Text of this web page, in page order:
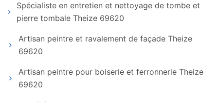
Spécialiste en entretien et nettoyage de tombe et
pierre tombale Theize 69620
Artisan peintre et ravalement de façade Theize
69620
Artisan peintre pour boiserie et ferronnerie Theize
69620